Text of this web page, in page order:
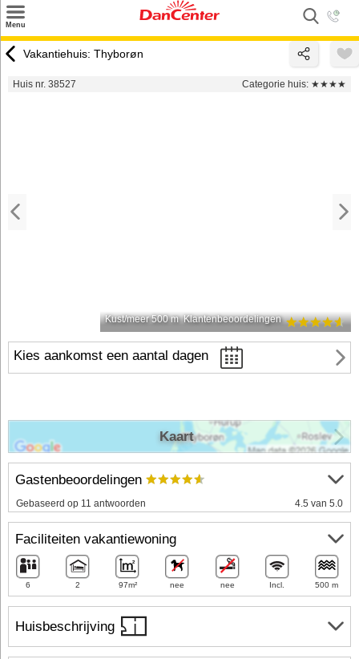
Menu
Inspiratie
Vakantiehuis: Thyborøn
Huis nr. 38527 Categorie huis: ★★★★
Kust/meer 500 m Klantenbeoordelingen
Kies aankomst een aantal dagen
Huisbeschrijving
Gastenbeoordelingen
Gebaseerd op 11 antwoorden 4.5 van 5.0
Faciliteiten vakantiewoning
6 2 97m² nee nee Incl. 500 m
Kaart